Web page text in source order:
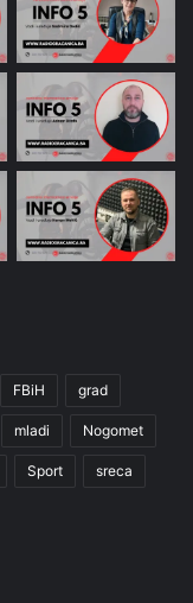
FBiH grad
mladi Nogomet
Sport sreca